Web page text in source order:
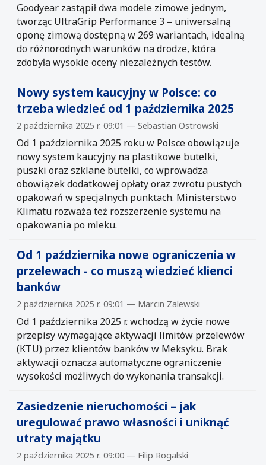
Goodyear zastąpił dwa modele zimowe jednym,
tworząc UltraGrip Performance 3 – uniwersalną
oponę zimową dostępną w 269 wariantach, idealną
do różnorodnych warunków na drodze, która
zdobyła wysokie oceny niezależnych testów.
Nowy system kaucyjny w Polsce: co
trzeba wiedzieć od 1 października 2025
2 października 2025 r. 09:01 — Sebastian Ostrowski
Od 1 października 2025 roku w Polsce obowiązuje
nowy system kaucyjny na plastikowe butelki,
puszki oraz szklane butelki, co wprowadza
obowiązek dodatkowej opłaty oraz zwrotu pustych
opakowań w specjalnych punktach. Ministerstwo
Klimatu rozważa też rozszerzenie systemu na
opakowania po mleku.
Od 1 października nowe ograniczenia w
przelewach - co muszą wiedzieć klienci
banków
2 października 2025 r. 09:01 — Marcin Zalewski
Od 1 października 2025 r. wchodzą w życie nowe
przepisy wymagające aktywacji limitów przelewów
(KTU) przez klientów banków w Meksyku. Brak
aktywacji oznacza automatyczne ograniczenie
wysokości możliwych do wykonania transakcji.
Zasiedzenie nieruchomości – jak
uregulować prawo własności i uniknąć
utraty majątku
2 października 2025 r. 09:00 — Filip Rogalski